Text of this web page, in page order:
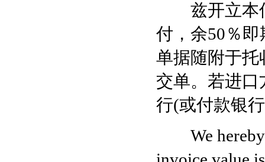
兹开立本信
付，余50％
单据随附于托
交单。若进
行(或付款银
We hereby